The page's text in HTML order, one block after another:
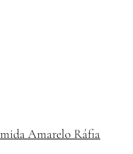
Amarelo Ráfia